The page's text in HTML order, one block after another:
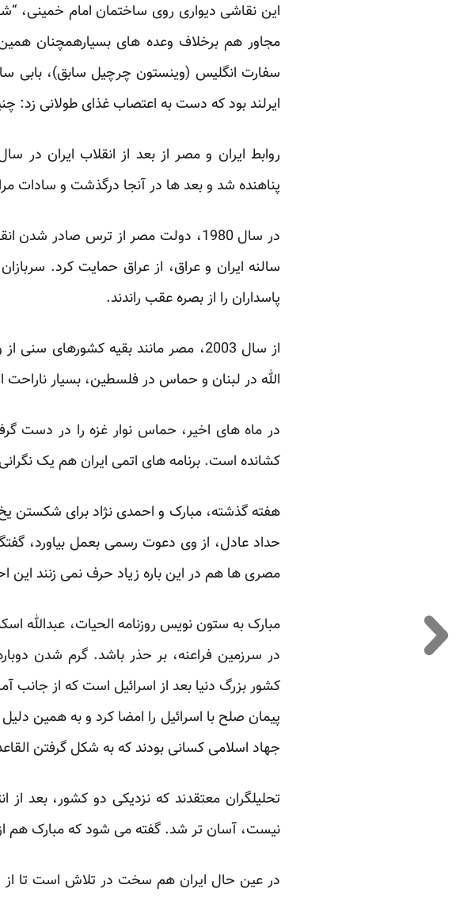
این نقاشی دیواری روی ساختمان امام خمینی،
مجاور هم برخلاف وعده های بسیارهمچنان
سفارت انگلیس (وینستون چرچیل سابق)، بابی
ایرلند بود که دست به اعتصاب غذای طولانی
پناهنده شد و بعد ها در آنجا درگذشت و سادات
در سال 1980، دولت مصر از ترس
پاسداران را از بصره عقب راندند.‏
از سال 2003، مصر مانند بقیه
الله در لبنان و حماس در فلسطین، بسیار
در ماه های اخیر، حماس نوار غزه را در دست
کشانده است. برنامه های اتمی ایران هم یک
هفته گذشته، مبارک و احمدی نژاد برای شکستن
حداد عادل، از وی دعوت رسمی بعمل بیاورد،
مصری ها هم در این باره زیاد حرف نمی زنند
مبارک به ستون نویس روزنامه الحیات، عبدالله
در سرزمین فراعنه، بر حذر باشد. گرم شدن
پیمان صلح با اسرائیل را امضا کرد و ‏به همین
جهاد اسلامی ‏کسانی بودند که به شکل گرفتن
تحلیلگران معتقدند که نزدیکی دو کشور، بعد از
نیست، آسان تر شد. گفته می شود که مبارک هم
در عین حال ایران هم سخت در تلاش است تا از